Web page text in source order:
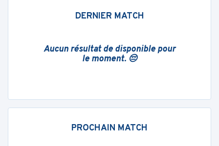
DERNIER MATCH
Aucun résultat de disponible pour
le moment. 😔
PROCHAIN MATCH